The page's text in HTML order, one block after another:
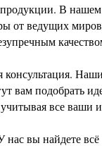
В
от ведущих
консультация.
вам подобрать
все ваши
вы найдете всё